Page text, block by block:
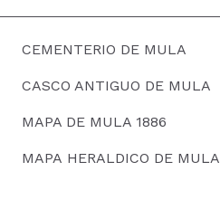
CEMENTERIO DE MULA
CASCO ANTIGUO DE MULA
MAPA DE MULA 1886
MAPA HERALDICO DE MULA